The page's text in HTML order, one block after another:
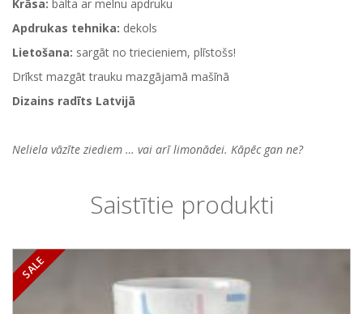
Krāsa: balta ar melnu apdruku
Apdrukas tehnika: dekols
Lietošana: sargāt no triecieniem, plīstošs!
Drīkst mazgāt trauku mazgājamā mašīnā
Dizains radīts Latvijā
Neliela vāzīte ziediem … vai arī limonādei. Kāpēc gan ne?
Saistītie produkti
SALE